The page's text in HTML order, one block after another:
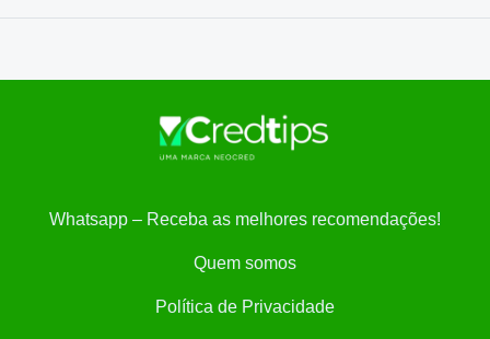
Whatsapp – Receba as melhores recomendações!
Quem somos
Política de Privacidade